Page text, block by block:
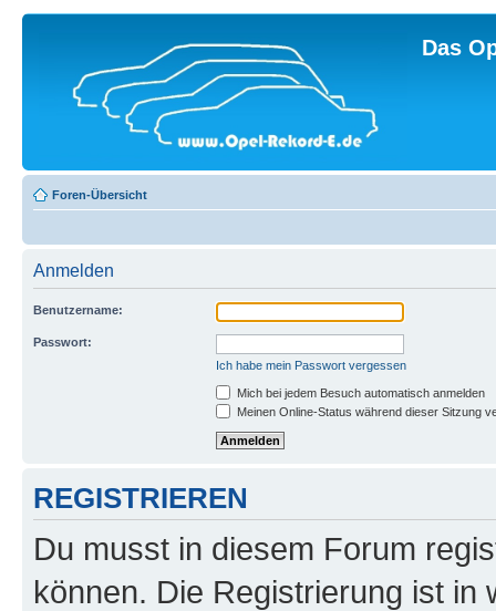
Das
Foren-Übersicht
Anmelden
Benutzername:
Passwort:
Ich habe mein Passwort vergessen
Mich bei jedem Besuch automatisch anmelden
Meinen Online-Status während dieser Sitzung
REGISTRIEREN
Du musst in diesem Forum
können. Die Registrierung ist in